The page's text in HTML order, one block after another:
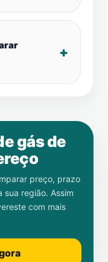
gás de
preço, prazo
região. Assim
com mais